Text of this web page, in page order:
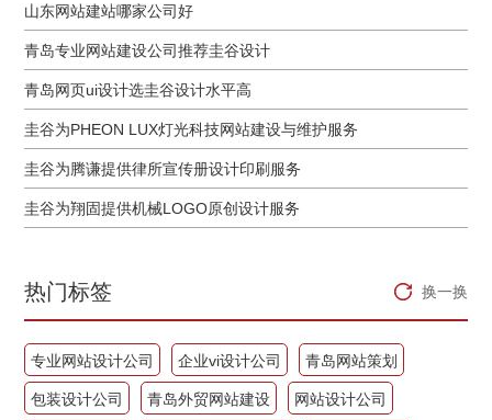
山东网站建站哪家公司好
青岛专业网站建设公司推荐圭谷设计
青岛网页ui设计选圭谷设计水平高
圭谷为PHEON LUX灯光科技网站建设与维护服务
圭谷为腾谦提供律所宣传册设计印刷服务
圭谷为翔固提供机械LOGO原创设计服务
热门标签 换一换
专业网站设计公司 企业vi设计公司 青岛网站策划
包装设计公司 青岛外贸网站建设 网站设计公司